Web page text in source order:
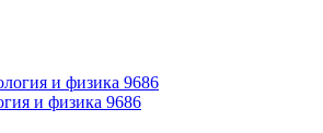
и физика 9686